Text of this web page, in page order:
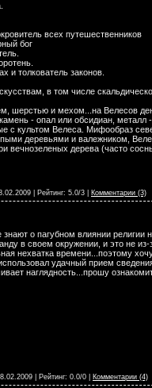
всех путешественников
бог
и толкователь законов.
в том числе
шерстью и мехом...на Велесов
- опал или обсидиан, металл
с культом Велеса. Мифообраз
деревьями и валежником,
вечнозеленых дерева (часто
| Рейтинг: 5.0/3 | Комментарии (3)
знают о пагубном влиянии религии
в своем окружении, и это не
нехватка времени...поэтому
удачный прием
наглядность...прошу
| Рейтинг: 0.0/0 | Комментарии (4)